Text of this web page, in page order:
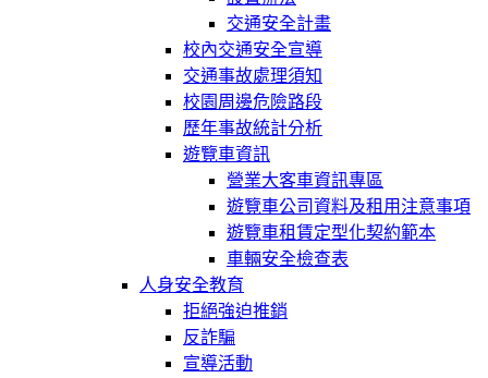
交通安全計畫
校內交通安全宣導
交通事故處理須知
校園周邊危險路段
歷年事故統計分析
遊覽車資訊
營業大客車資訊專區
遊覽車公司資料及租用注意事項
遊覽車租賃定型化契約範本
車輛安全檢查表
人身安全教育
拒絕強迫推銷
反詐騙
宣導活動